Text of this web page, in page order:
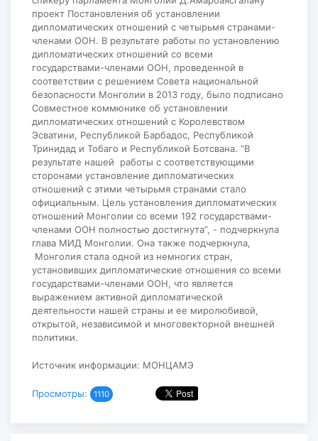
проект Постановления об установлении
дипломатических отношений с четырьмя странами-
членами ООН. В результате работы по установлению
дипломатических отношений со всеми
государствами-членами ООН, проведенной в
соответствии с решением Совета национальной
безопасности Монголии в 2013 году, было подписано
Совместное коммюнике об установлении
дипломатических отношений с Королевством
Эсватини, Республикой Барбадос, Республикой
Тринидад и Тобаго и Республикой Ботсвана. “В
результате нашей работы с соответствующими
сторонами установление дипломатических
отношений с этими четырьмя странами стало
официальным. Цель установления дипломатических
отношений Монголии со всеми 192 государствами-
членами ООН полностью достигнута”, - подчеркнула
глава МИД Монголии. Она также подчеркнула,
Монголия стала одной из немногих стран,
установивших дипломатические отношения со всеми
государствами-членами ООН, что является
выражением активной дипломатической
деятельности нашей страны и ее миролюбивой,
открытой, независимой и многовекторной внешней
политики.
Источник информации: МОНЦАМЭ
Просмотры: 1110